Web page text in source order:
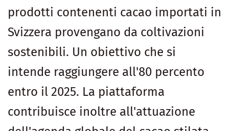
prodotti contenenti cacao importati in
Svizzera provengano da coltivazioni
sostenibili. Un obiettivo che si
intende raggiungere all'80 percento
entro il 2025. La piattaforma
contribuisce inoltre all'attuazione